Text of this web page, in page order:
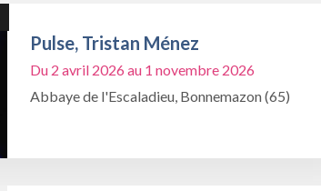
Pulse, Tristan Ménez
Du 2 avril 2026 au 1 novembre 2026
Abbaye de l'Escaladieu, Bonnemazon (65)